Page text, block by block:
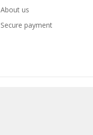
About us
Secure payment